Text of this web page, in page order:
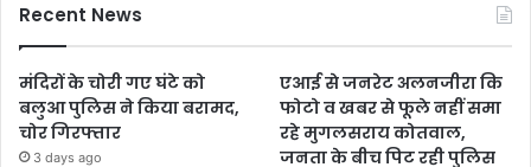
Recent News
मंदिरों के चोरी गए घंटे को
बलुआ पुलिस ने किया बरामद,
चोर गिरफ्तार
3 days ago
एआई से जनरेट अलनजीरा कि
फोटो व खबर से फूले नहीं समा
रहे मुगलसराय कोतवाल,
जनता के बीच पिट रही पुलिस